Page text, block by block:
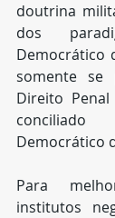
doutrina
dos
Democrático
somente se
Direito
Democrático
Para
institutos